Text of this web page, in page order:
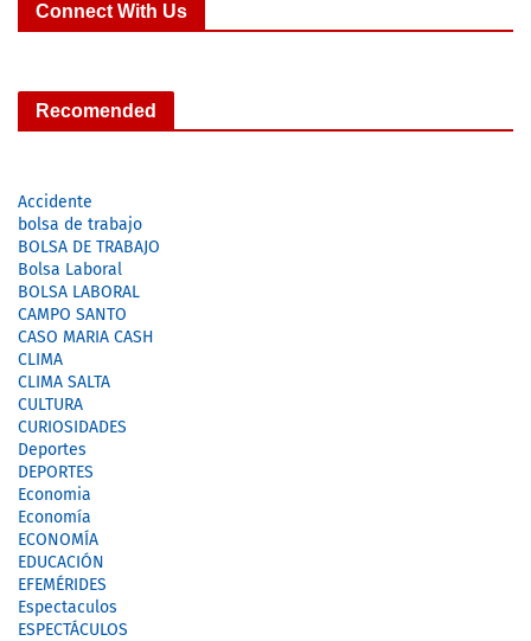
Connect With Us
Recomended
Accidente
bolsa de trabajo
BOLSA DE TRABAJO
Bolsa Laboral
BOLSA LABORAL
CAMPO SANTO
CASO MARIA CASH
CLIMA
CLIMA SALTA
CULTURA
CURIOSIDADES
Deportes
DEPORTES
Economia
Economía
ECONOMÍA
EDUCACIÓN
EFEMÉRIDES
Espectaculos
ESPECTÁCULOS